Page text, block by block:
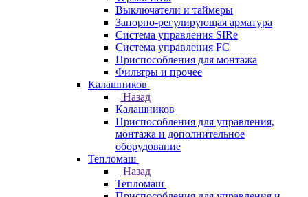
Выключатели и таймеры
Запорно-регулирующая арматура
Система управления SIRe
Система управления FC
Приспособления для монтажа
Фильтры и прочее
Калашников
Назад
Калашников
Приспособления для управления,
монтажа и дополнительное
оборудование
Тепломаш
Назад
Тепломаш